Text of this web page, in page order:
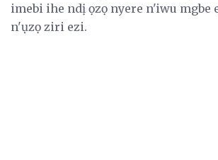
imebi ihe ndị ọzọ nyere n'iwu mgbe
n'ụzọ ziri ezi.